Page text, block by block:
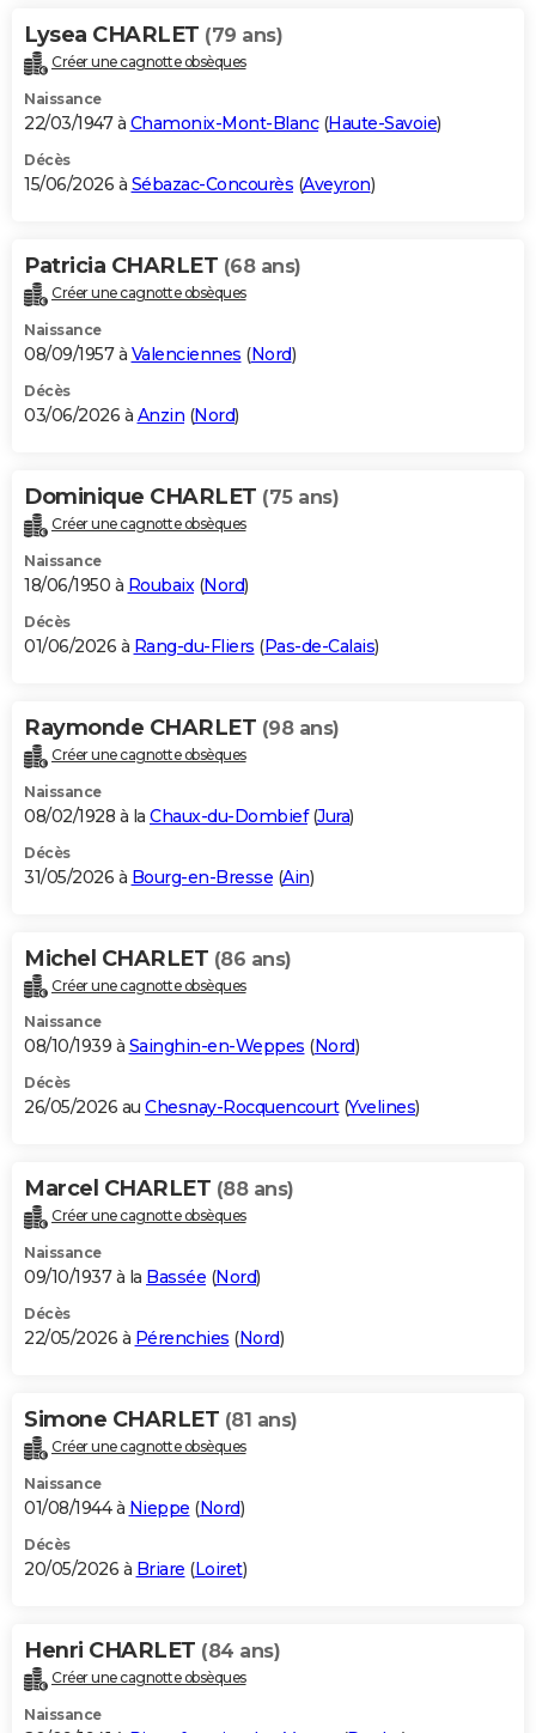
Lysea CHARLET (79 ans)
Créer une cagnotte obsèques
Naissance
22/03/1947 à Chamonix-Mont-Blanc(Haute-Savoie)
Décès
15/06/2026 à Sébazac-Concourès (Aveyron)
Patricia CHARLET (68 ans)
Créer une cagnotte obsèques
Naissance
08/09/1957 à Valenciennes (Nord)
Décès
03/06/2026 à Anzin (Nord)
Dominique CHARLET (75 ans)
Créer une cagnotte obsèques
Naissance
18/06/1950 à Roubaix(Nord)
Décès
01/06/2026 à Rang-du-Fliers (Pas-de-Calais)
Raymonde CHARLET (98 ans)
Créer une cagnotte obsèques
Naissance
08/02/1928 à la Chaux-du-Dombief(Jura)
Décès
31/05/2026 à Bourg-en-Bresse (Ain)
Michel CHARLET (86 ans)
Créer une cagnotte obsèques
Naissance
08/10/1939 à Sainghin-en-Weppes (Nord)
Décès
26/05/2026 au Chesnay-Rocquencourt(Yvelines)
Marcel CHARLET (88 ans)
Créer une cagnotte obsèques
Naissance
09/10/1937 à la Bassée (Nord)
Décès
22/05/2026 à Pérenchies (Nord)
Simone CHARLET (81 ans)
Créer une cagnotte obsèques
Naissance
01/08/1944 à Nieppe (Nord)
Décès
20/05/2026 à Briare (Loiret)
Henri CHARLET (84 ans)
Créer une cagnotte obsèques
Naissance